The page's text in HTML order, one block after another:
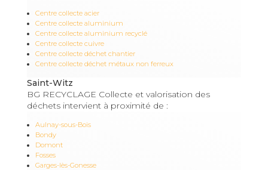
Centre collecte acier
Centre collecte aluminium
Centre collecte aluminium recyclé
Centre collecte cuivre
Centre collecte déchet chantier
Centre collecte déchet métaux non ferreux
Saint-Witz
BG RECYCLAGE Collecte et valorisation des
déchets intervient à proximité de :
Aulnay-sous-Bois
Bondy
Domont
Fosses
Garges-lès-Gonesse